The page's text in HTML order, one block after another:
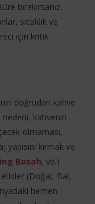
bırakırsanız,
sıcaklık ve
için kritik
doğrudan kahve
nedeni, kahvenin
olmaması,
kırmak ve
Basah, vb.)
(Doğal, Bal,
hemen